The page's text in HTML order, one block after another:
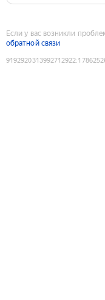
Если у вас возникли
обратной связи
9192920313992712922: